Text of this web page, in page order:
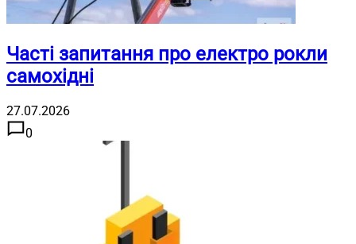
Часті запитання про електро рокли
самохідні
27.07.2026
0